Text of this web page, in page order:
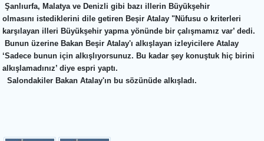
Şanlıurfa, Malatya ve Denizli gibi bazı illerin Büyükşehir
olmasını istediklerini dile getiren Beşir Atalay "Nüfusu o kriterleri
karşılayan illeri Büyükşehir yapma yönünde bir çalışmamız var’ dedi.
Bunun üzerine Bakan Beşir Atalay'ı alkışlayan izleyicilere Atalay
‘Sadece bunun için alkışlıyorsunuz. Bu kadar şey konuştuk hiç birini
alkışlamadınız’ diye espri yaptı.
Salondakiler Bakan Atalay'ın bu sözünüde alkışladı.